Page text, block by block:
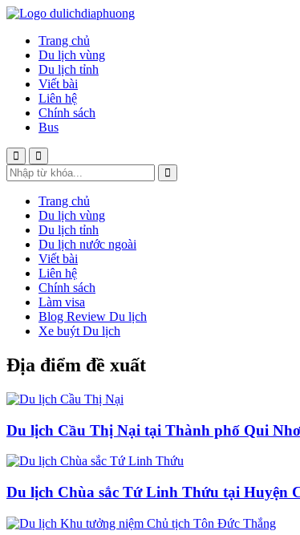
Trang chủ
Du lịch vùng
Du lịch tỉnh
Viết bài
Liên hệ
Chính sách
Bus
Trang chủ
Du lịch vùng
Du lịch tỉnh
Du lịch nước ngoài
Viết bài
Liên hệ
Chính sách
Làm visa
Blog Review Du lịch
Xe buýt Du lịch
Địa điểm đề xuất
Du lịch Cầu Thị Nại tại Thành phố Qui
Du lịch Chùa sắc Tứ Linh Thứu tại Huyện